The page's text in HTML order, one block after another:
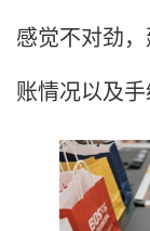
感觉不对劲
账情况以及手